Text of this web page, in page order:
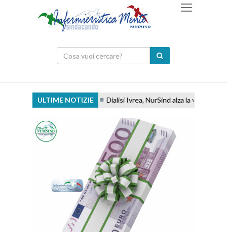
ULTIME NOTIZIE Dialisi Ivrea, NurSind alza la voce: